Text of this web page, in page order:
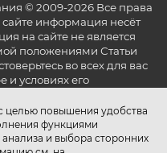
целью повышения удобства
функциями
анализа и выбора сторонних
© 2009-2026 Все права
информация несёт
на сайте не является
положениями Статьи
во всех для вас
и условиях его